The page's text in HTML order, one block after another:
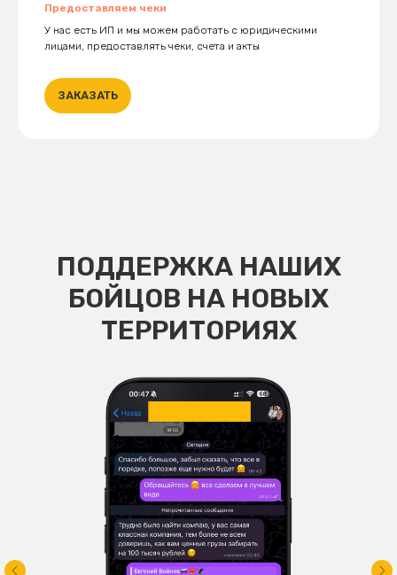
Предоставляем чеки
У нас есть ИП и мы можем работать с юридическими
лицами, предоставлять чеки, счета и акты
ЗАКАЗАТЬ
ПОДДЕРЖКА НАШИХ
БОЙЦОВ НА НОВЫХ
ТЕРРИТОРИЯХ